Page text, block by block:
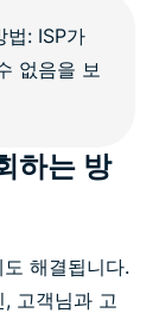
하는 방
해결됩니다.
고객님과 고